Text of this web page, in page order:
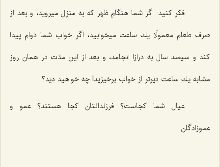
فكر كنید: اگر شما هنگام ظهر كه به منزل میروید، و بعد از
صرف طعام معمولًا یك ساعت میخوابید، اگر خواب شما دوام پیدا
كند و سیصد سال به درازا انجامد، و بعد از این مدّت در همان روز
مشابه یك ساعت دیرتر از خواب برخیزید! چه خواهید دید؟
عیال شما كجاست؟ فرزندانتان كجا هستند؟ عمو و
عموزادگان‌